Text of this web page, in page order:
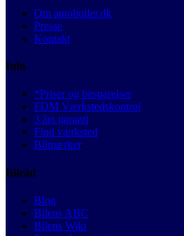
Om autobutler.dk
Presse
Kontakt
Info
*Priser og besparelser
FDM Værkstedskontrol
3 års garanti
Find værksted
Bilmærker
Bilråd
Blog
Bilens ABC
Bilens Wiki